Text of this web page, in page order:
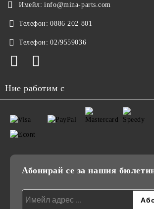
Имейл: info@mina-parts.com
Телефон: 0886 202 801
Телефон: 02/9559036
Ние работим с
Абонирай се за нашия